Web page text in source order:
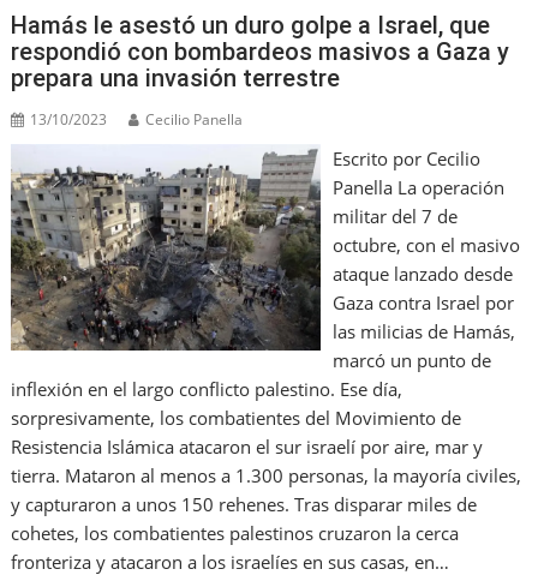
o
o
k
M
ai
l
p
p
m n
Hamás le asestó un duro golpe a Israel, que
respondió con bombardeos masivos a Gaza y
prepara una invasión terrestre
13/10/2023 Cecilio Panella
Escrito por Cecilio
Panella La operación
militar del 7 de
octubre, con el masivo
ataque lanzado desde
Gaza contra Israel por
las milicias de Hamás,
marcó un punto de
inflexión en el largo conflicto palestino. Ese día,
sorpresivamente, los combatientes del Movimiento de
Resistencia Islámica atacaron el sur israelí por aire, mar y
tierra. Mataron al menos a 1.300 personas, la mayoría civiles,
y capturaron a unos 150 rehenes. Tras disparar miles de
cohetes, los combatientes palestinos cruzaron la cerca
fronteriza y atacaron a los israelíes en sus casas, en…